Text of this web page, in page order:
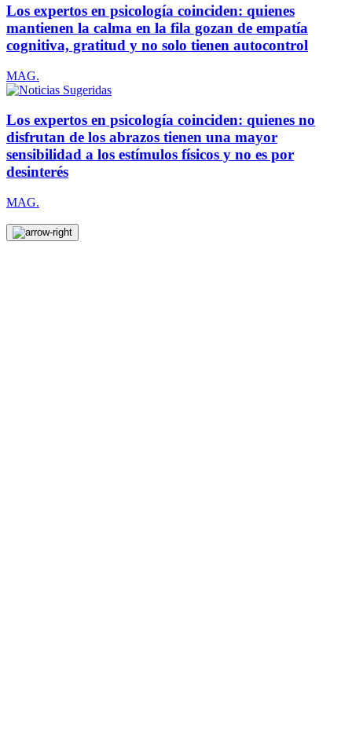
Los expertos en psicología coinciden: quienes
mantienen la calma en la fila gozan de empatía
cognitiva, gratitud y no solo tienen autocontrol
MAG.
Los expertos en psicología coinciden: quienes no
disfrutan de los abrazos tienen una mayor
sensibilidad a los estímulos físicos y no es por
desinterés
MAG.